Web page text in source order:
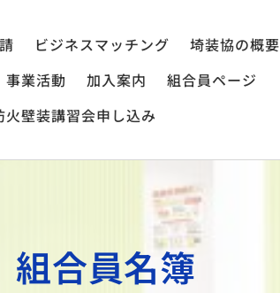
ビジネスマッチング 埼装協の概要
事業活動 加入案内 組合員ページ
火壁装講習会申し込み
組合員名簿